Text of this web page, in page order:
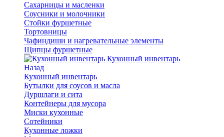
Сахарницы и масленки
Соусники и молочники
Стойки фуршетные
Тортовницы
Чафиндиши и нагревательные элементы
Щипцы фуршетные
Кухонный инвентарь
Назад
Кухонный инвентарь
Бутылки для соусов и масла
Дуршлаги и сита
Контейнеры для мусора
Миски кухонные
Сотейники
Кухонные ложки